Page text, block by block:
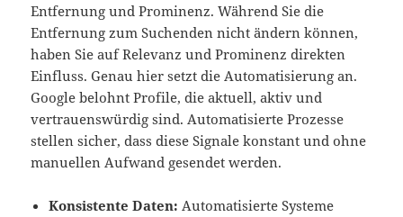
Entfernung und Prominenz. Während Sie die
Entfernung zum Suchenden nicht ändern können,
haben Sie auf Relevanz und Prominenz direkten
Einfluss. Genau hier setzt die Automatisierung an.
Google belohnt Profile, die aktuell, aktiv und
vertrauenswürdig sind. Automatisierte Prozesse
stellen sicher, dass diese Signale konstant und ohne
manuellen Aufwand gesendet werden.
Konsistente Daten: Automatisierte Systeme